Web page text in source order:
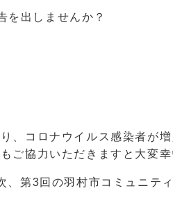
を出しませんか？
、コロナウイルス感染者が
ご協力いただきますと大変
、第3回の羽村市コミュニテ